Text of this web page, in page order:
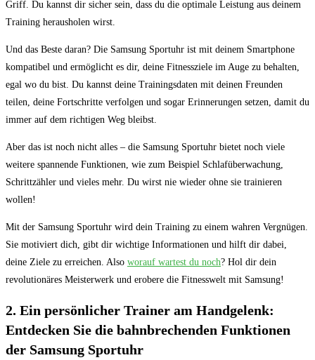
Griff. Du kannst dir sicher sein, dass‌ du die optimale Leistung aus deinem
Training herausholen wirst.
Und das⁢ Beste daran? Die Samsung Sportuhr ‌ist ⁢mit deinem Smartphone⁣
kompatibel und ermöglicht‌ es dir, ​deine Fitnessziele im Auge zu behalten,
egal wo du bist. Du kannst deine Trainingsdaten⁣ mit deinen Freunden
⁢teilen, ⁤deine Fortschritte ⁢verfolgen und sogar Erinnerungen setzen, damit du
⁢immer auf dem⁣ richtigen Weg ‌bleibst.
Aber das ist⁣ noch nicht ‌alles – die Samsung​ Sportuhr bietet noch viele
weitere spannende Funktionen, wie ​zum Beispiel⁣ Schlafüberwachung,
Schrittzähler und ‍vieles ⁣mehr. Du wirst nie wieder ⁤ohne sie trainieren
wollen!
Mit der Samsung Sportuhr wird dein Training zu einem wahren Vergnügen.
Sie motiviert dich, gibt⁢ dir wichtige Informationen ​und hilft dir ‍dabei,‍
deine Ziele zu erreichen.‍ Also worauf wartest du noch? Hol dir dein
⁤revolutionäres Meisterwerk ‍und erobere die Fitnesswelt​ mit Samsung!
2. Ein persönlicher⁢ Trainer am Handgelenk:
Entdecken Sie die​ bahnbrechenden Funktionen
der Samsung ​Sportuhr